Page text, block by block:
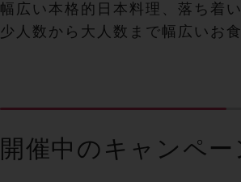
幅広い本格的日本料理、落ち着
少人数から大人数まで幅広いお
開催中のキャンペー